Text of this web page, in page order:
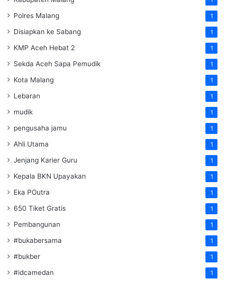
Polres Malang 1
Disiapkan ke Sabang 1
KMP Aceh Hebat 2 1
Sekda Aceh Sapa Pemudik 1
Kota Malang 1
Lebaran 1
mudik 1
pengusaha jamu 1
Ahli Utama 1
Jenjang Karier Guru 1
Kepala BKN Upayakan 1
Eka POutra 1
650 Tiket Gratis 1
Pembangunan 1
#bukabersama 1
#bukber 1
#idcamedan 1